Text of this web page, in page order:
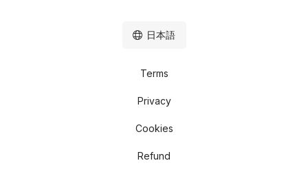
Terms
Privacy
Cookies
Refund
日本語